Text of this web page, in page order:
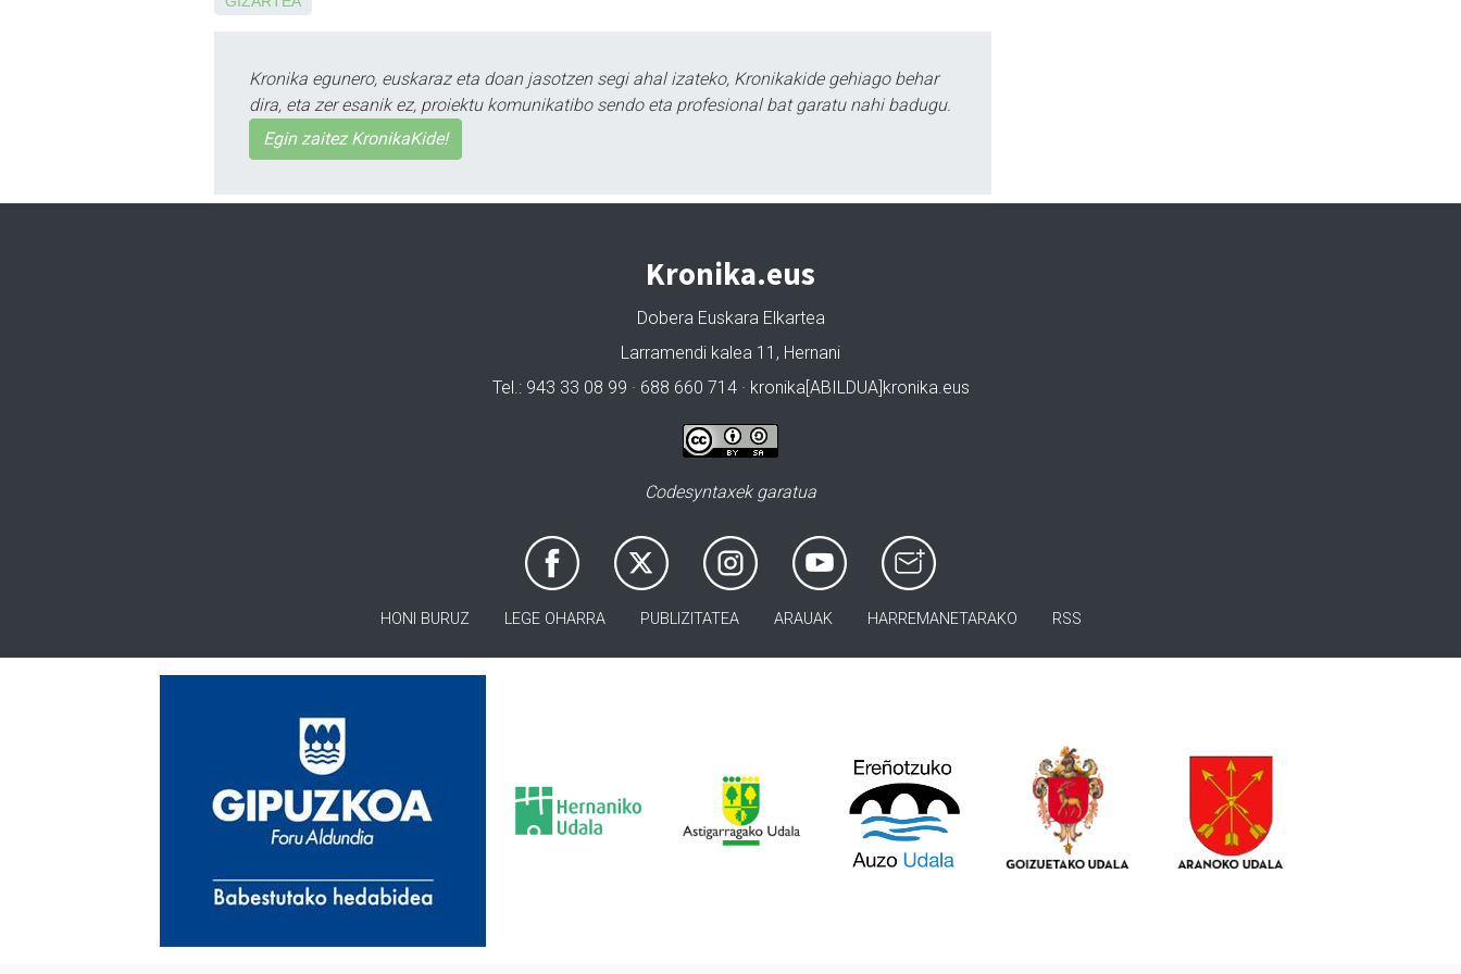
Kronika egunero, euskaraz eta doan jasotzen segi ahal izateko, Kronikakide gehiago behar
dira, eta zer esanik ez, proiektu komunikatibo sendo eta profesional bat garatu nahi badugu.
Egin zaitez KronikaKide!
Kronika.eus
Dobera Euskara Elkartea
Larramendi kalea 11, Hernani
Tel.: 943 33 08 99 · 688 660 714 · kronika[ABILDUA]kronika.eus
Codesyntaxek garatua
HONI BURUZ LEGE OHARRA PUBLIZITATEA ARAUAK HARREMANETARAKO RSS